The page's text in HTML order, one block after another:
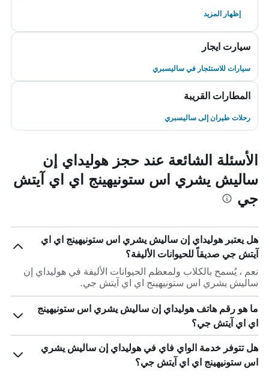
إظهار المزيد
سيارت ايجار
سيارات للاستئجار في ساليسبري
المطارات القريبة
رحلات طيران إلى ساليسبري
الأسئلة الشائعة عند حجز هوليداي إن
ساليش يشري اس ستونيهينج اي اي آيتش
جي
هل يعتبر هوليداي إن ساليش يشري اس ستونيهينج اي اي
آيتش جي صديقاً للحيوانات الأليفة؟
نعم ، يُسمح بالكلاب ولمعظم الحيوانات الأليفة في هوليداي إن
ساليش يشري اس ستونيهينج اي اي آيتش جي.
ما هو رقم هاتف هوليداي إن ساليش يشري اس ستونيهينج
اي اي آيتش جي؟
هل تتوفر خدمة الواي فاي في هوليداي إن ساليش يشري
اس ستونيهينج اي اي آيتش جي؟